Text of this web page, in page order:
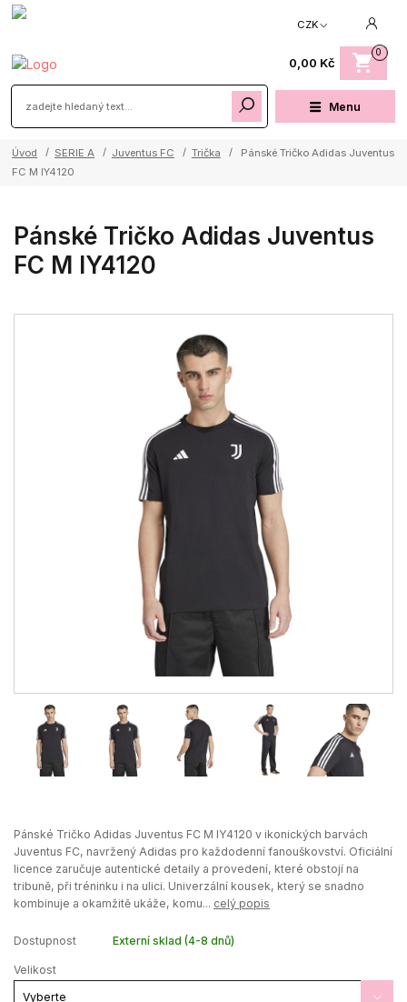
Menu
CZK
0
0,00 Kč
Úvod SERIE A Juventus FC Trička
Pánské Tričko Adidas Juventus
FC M IY4120
Pánské Tričko Adidas Juventus
FC M IY4120
Pánské Tričko Adidas Juventus FC M IY4120 v ikonických barvách
Juventus FC, navržený Adidas pro každodenní fanouškovství. Oficiální
licence zaručuje autentické detaily a provedení, které obstojí na
tribuně, při tréninku i na ulici. Univerzální kousek, který se snadno
kombinuje a okamžitě ukáže, komu... celý popis
Dostupnost Externí sklad (4-8 dnů)
Velikost